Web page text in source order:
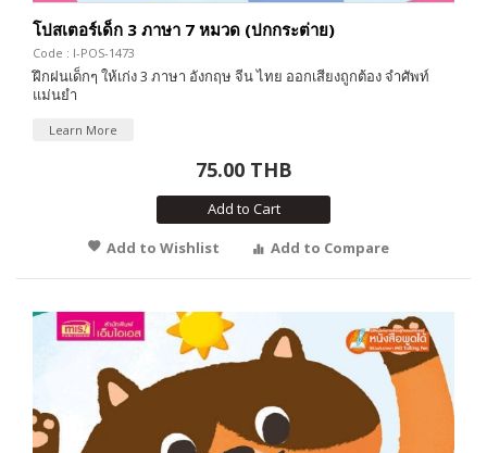
โปสเตอร์เด็ก 3 ภาษา 7 หมวด (ปกกระต่าย)
Code : I-POS-1473
ฝึกฝนเด็กๆ ให้เก่ง 3 ภาษา อังกฤษ จีน ไทย ออกเสียงถูกต้อง จำศัพท์
แม่นยำ
Learn More
75.00 THB
Add to Cart
Add to Wishlist
Add to Compare